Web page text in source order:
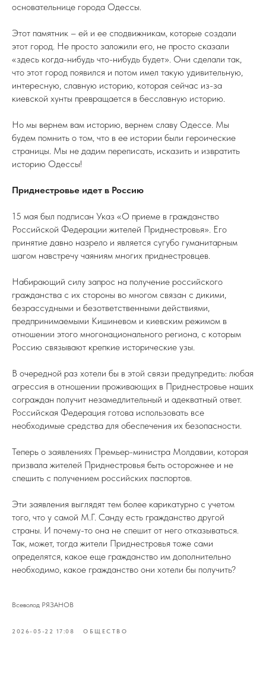
основательнице города Одессы.
Этот памятник – ей и ее сподвижникам, которые создали
этот город. Не просто заложили его, не просто сказали
«здесь когда-нибудь что-нибудь будет». Они сделали так,
что этот город появился и потом имел такую удивительную,
интересную, славную историю, которая сейчас из-за
киевской хунты превращается в бесславную историю.
Но мы вернем вам историю, вернем славу Одессе. Мы
будем помнить о том, что в ее истории были героические
страницы. Мы не дадим переписать, исказить и извратить
историю Одессы!
Приднестровье идет в Россию
15 мая был подписан Указ «О приеме в гражданство
Российской Федерации жителей Приднестровья». Его
принятие давно назрело и является сугубо гуманитарным
шагом навстречу чаяниям многих приднестровцев.
Набирающий силу запрос на получение российского
гражданства с их стороны во многом связан с дикими,
безрассудными и безответственными действиями,
предпринимаемыми Кишиневом и киевским режимом в
отношении этого многонационального региона, с которым
Россию связывают крепкие исторические узы.
В очередной раз хотели бы в этой связи предупредить: любая
агрессия в отношении проживающих в Приднестровье наших
сограждан получит незамедлительный и адекватный ответ.
Российская Федерация готова использовать все
необходимые средства для обеспечения их безопасности.
Теперь о заявлениях Премьер-министра Молдавии, которая
призвала жителей Приднестровья быть осторожнее и не
спешить с получением российских паспортов.
Эти заявления выглядят тем более карикатурно с учетом
того, что у самой М.Г. Санду есть гражданство другой
страны. И почему-то она не спешит от него отказываться.
Так, может, тогда жители Приднестровья тоже сами
определятся, какое еще гражданство им дополнительно
необходимо, какое гражданство они хотели бы получить?
Всеволод РЯЗАНОВ
2026-05-22 17:08 ОБЩЕСТВО